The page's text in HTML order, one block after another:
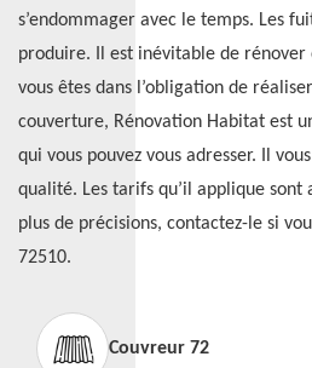
s’endommager avec le temps. Les
produire. Il est inévitable de
vous êtes dans l’obligation de
couverture, Rénovation Habitat est
qui vous pouvez vous adresser. Il
qualité. Les tarifs qu’il applique sont
plus de précisions, contactez-le si
72510.
Couvreur 72